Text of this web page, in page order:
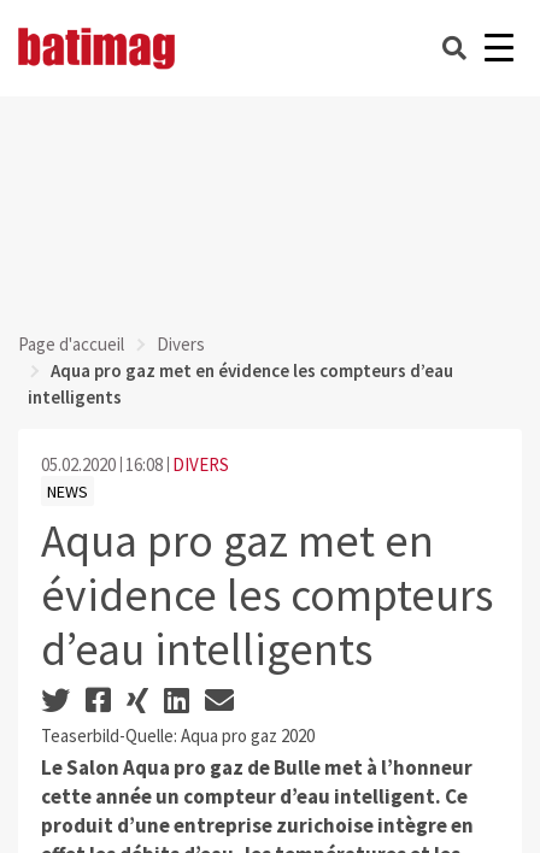
Page d'accueil
Divers
Aqua pro gaz met en évidence les compteurs d’eau
intelligents
05.02.2020 16:08 DIVERS
NEWS
Aqua pro gaz met en
évidence les compteurs
d’eau intelligents
Teaserbild-Quelle: Aqua pro gaz 2020
Le Salon Aqua pro gaz de Bulle met à l’honneur
cette année un compteur d’eau intelligent. Ce
produit d’une entreprise zurichoise intègre en